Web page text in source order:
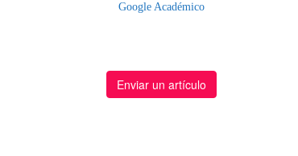
Google Académico
Enviar un artículo